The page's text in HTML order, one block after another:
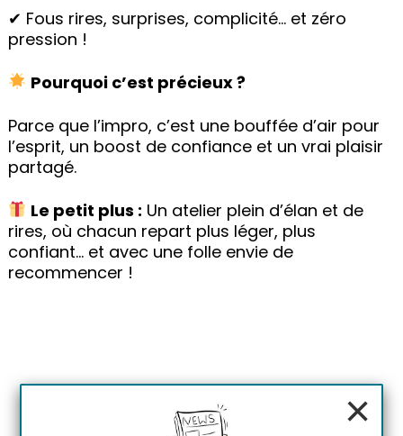
✔ Fous rires, surprises, complicité… et zéro
pression !
Pourquoi c’est précieux ?
Parce que l’impro, c’est une bouffée d’air pour
l’esprit, un boost de confiance et un vrai plaisir
partagé.
Le petit plus : Un atelier plein d’élan et de
rires, où chacun repart plus léger, plus
confiant… et avec une folle envie de
recommencer !
×